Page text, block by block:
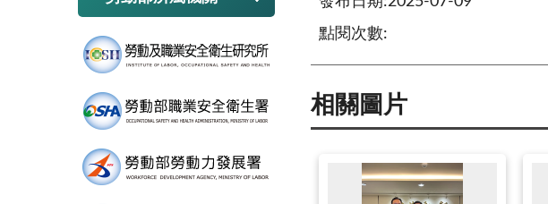
點閱次數:
相關圖片